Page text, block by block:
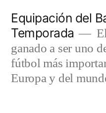
contenido
Equipación del
Temporada
ganado a ser uno
fútbol más
Europa y del